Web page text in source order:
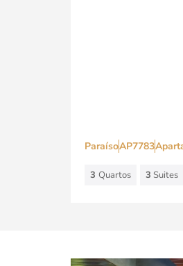
ParaísoAP7783
3 Quartos 3 Suites